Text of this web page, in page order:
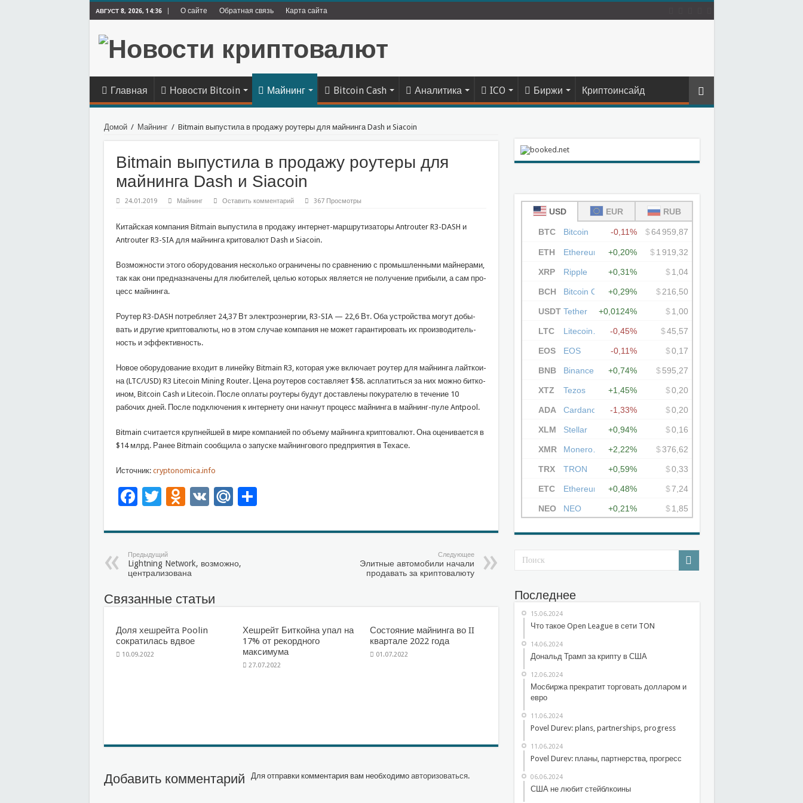
АВГУСТ 8, 2026, 14:36 О сайте Обратная связь Карта сайта
Главная Новости Bitcoin Майнинг Bitcoin Cash Аналитика ICO Биржи Криптоинсайд
Домой / Майнинг / Bitmain выпустила в продажу роутеры для майнинга Dash и Siacoin
Bitmain выпустила в продажу роутеры для
майнинга Dash и Siacoin
24.01.2019 Майнинг Оставить комментарий 367 Просмотры
Китайская компания Bitmain выпустила в продажу интернет-маршрутизаторы Antrouter R3-DASH и
Antrouter R3-SIA для майнинга критовалют Dash и Siacoin.
Воз­мож­но­сти этого оборудования несколько огра­ни­че­ны по срав­не­нию с про­мыш­лен­ны­ми май­не­ра­ми,
так как они пред­на­зна­че­ны для лю­би­те­лей, целью ко­то­рых яв­ля­ет­ся не по­лу­че­ние при­бы­ли, а сам про­
цесс май­нин­га.
Ро­у­тер R3-DASH по­треб­ля­ет 24,37 Вт элек­тро­энер­гии, R3-SIA — 22,6 Вт. Оба устрой­ства могут до­бы­
вать и дру­гие криптовалюты, но в этом слу­чае ком­па­ния не может га­ран­ти­ро­вать их про­из­во­ди­тель­
ность и эф­фек­тив­ность.
Новое оборудование входит в ли­ней­ку Bitmain R3, ко­то­рая уже вклю­ча­ет ро­у­тер для май­нин­га лайт­ко­и­
на (LTC/USD) R3 Litecoin Mining Router. Цена ро­у­те­ров со­став­ля­ет $58. асплатиться за них можно бит­ко­
ином, Bitcoin Cash и Litecoin. После оплаты роутеры будут доставлены покурателю в течение 10
рабочих дней. После под­клю­че­ния к ин­тер­не­ту они нач­нут процесс майнинга в май­нинг-пу­ле Antpool.
Bitmain счи­та­ет­ся круп­ней­шей в мире компанией по объему майнинга криптовалют. Она оценивается в
$14 млрд. Ранее Bitmain сообщила о за­пус­ке май­нин­го­во­го пред­при­я­тия в Те­ха­се.
Источник:cryptonomica.info
Facebook
Twitter
Odnoklassniki
VKMail.Ru
Отправить
Предыдущий
Lightning Network, возможно,
централизована
Следующее
Элитные автомобили начали
продавать за криптовалюту
Связанные статьи
Доля хешрейта Poolin
сократилась вдвое
10.09.2022
Хешрейт Биткойна упал на
17% от рекордного
максимума
27.07.2022
Состояние майнинга во II
квартале 2022 года
01.07.2022
Добавить комментарий Для отправки комментария вам необходимо авторизоваться.
Последнее
15.06.2024
Что такое Open League в сети TON
14.06.2024
Дональд Трамп за крипту в США
12.06.2024
Мосбиржа прекратит торговать долларом и
евро
11.06.2024
Povel Durev: plans, partnerships, progress
11.06.2024
Povel Durev: планы, партнерства, прогресс
06.06.2024
США не любит стейблкоины